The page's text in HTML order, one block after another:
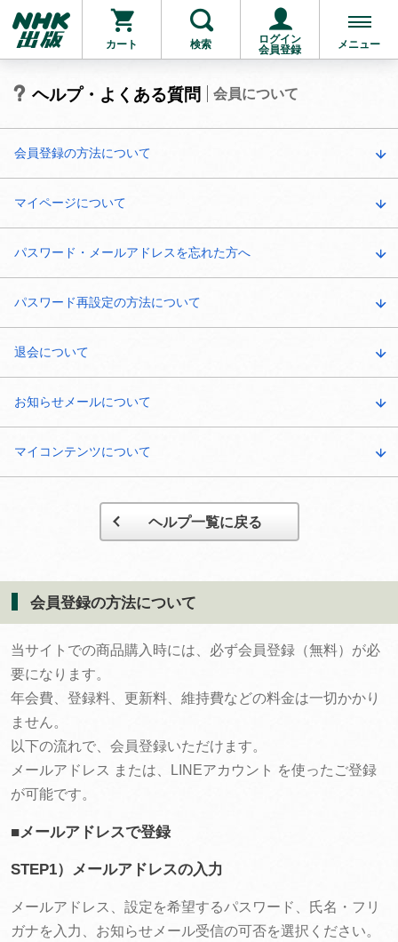
カート 検索
ログイン
会員登録
メニュー
ヘルプ・よくある質問 会員について
会員登録の方法について
マイページについて
パスワード・メールアドレスを忘れた方へ
パスワード再設定の方法について
退会について
お知らせメールについて
マイコンテンツについて
ヘルプ一覧に戻る
会員登録の方法について
当サイトでの商品購入時には、必ず会員登録（無料）が必
要になります。
年会費、登録料、更新料、維持費などの料金は一切かかり
ません。
以下の流れで、会員登録いただけます。
メールアドレス または、LINEアカウント を使ったご登録
が可能です。
■メールアドレスで登録
STEP1）メールアドレスの入力
メールアドレス、設定を希望するパスワード、氏名・フリ
ガナを入力、お知らせメール受信の可否を選択ください。